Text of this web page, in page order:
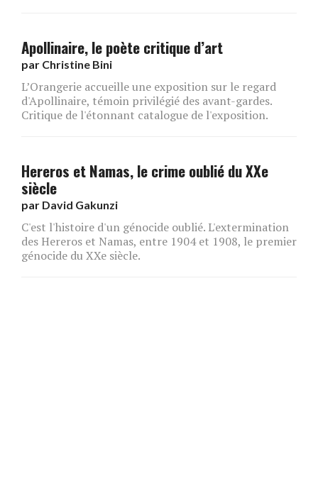
Apollinaire, le poète critique d’art
par Christine Bini
L’Orangerie accueille une exposition sur le regard
d'Apollinaire, témoin privilégié des avant-gardes.
Critique de l'étonnant catalogue de l'exposition.
Hereros et Namas, le crime oublié du XXe
siècle
par David Gakunzi
C'est l'histoire d'un génocide oublié. L'extermination
des Hereros et Namas, entre 1904 et 1908, le premier
génocide du XXe siècle.